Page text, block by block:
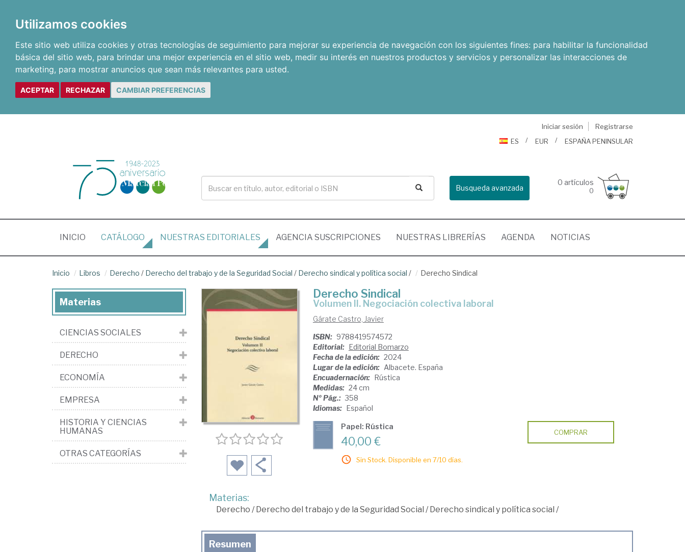
Utilizamos cookies
Este sitio web utiliza cookies y otras tecnologías de seguimiento para mejorar su experiencia de navegación con los siguientes fines: para habilitar la funcionalidad
básica del sitio web, para brindar una mejor experiencia en el sitio web, medir su interés en nuestros productos y servicios y personalizar las interacciones de
marketing, para mostrar anuncios que sean más relevantes para usted.
ACEPTAR RECHAZAR CAMBIAR PREFERENCIAS
Iniciar sesión
Registrarse
ES
EUR ESPAÑA PENINSULAR
Busqueda avanzada
0 artículos
0
INICIO (CURRENT)
CATÁLOGO NUESTRAS EDITORIALES AGENCIA SUSCRIPCIONES NUESTRAS LIBRERÍAS AGENDA NOTICIAS
Inicio Libros Derecho / Derecho del trabajo y de la Seguridad Social / Derecho sindical y política social / Derecho Sindical
Derecho Sindical
Volumen II. Negociación colectiva laboral
Gárate Castro, Javier
ISBN: 9788419574572
Editorial: Editorial Bomarzo
Fecha de la edición: 2024
Lugar de la edición: Albacete. España
Encuadernación: Rústica
Medidas: 24 cm
Nº Pág.: 358
Idiomas: Español
Papel: Rústica
40,00 €
Sin Stock. Disponible en 7/10 días.
COMPRAR
Materias:
Derecho / Derecho del trabajo y de la Seguridad Social / Derecho sindical y política social /
Resumen
Materias
CIENCIAS SOCIALES
DERECHO
ECONOMÍA
EMPRESA
HISTORIA Y CIENCIAS
HUMANAS
OTRAS CATEGORÍAS